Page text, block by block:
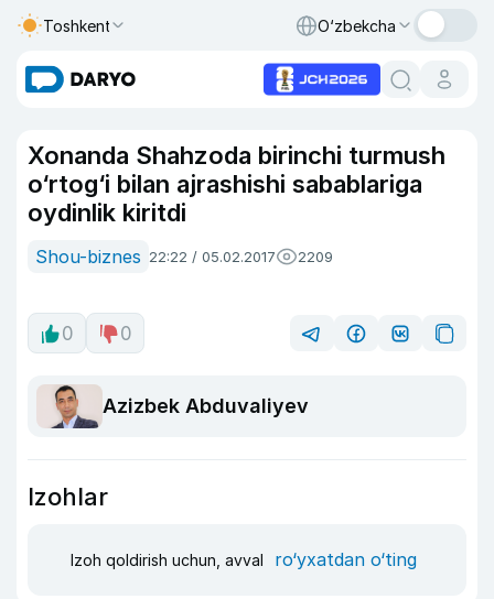
Toshkent O‘zbekcha
Xonanda Shahzoda birinchi turmush
o‘rtog‘i bilan ajrashishi sabablariga
oydinlik kiritdi
Shou-biznes 22:22 / 05.02.2017 2209
0 0
Azizbek Abduvaliyev
Izohlar
Izoh qoldirish uchun, avval ro‘yxatdan o‘ting